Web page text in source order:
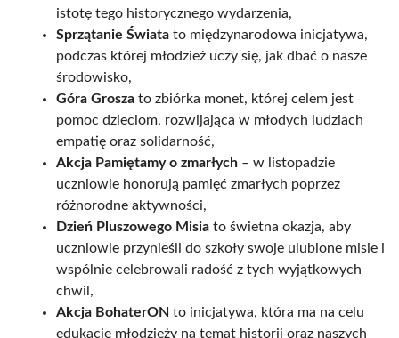
istotę tego historycznego wydarzenia,
Sprzątanie Świata to międzynarodowa inicjatywa,
podczas której młodzież uczy się, jak dbać o nasze
środowisko,
Góra Grosza to zbiórka monet, której celem jest
pomoc dzieciom, rozwijająca w młodych ludziach
empatię oraz solidarność,
Akcja Pamiętamy o zmarłych – w listopadzie
uczniowie honorują pamięć zmarłych poprzez
różnorodne aktywności,
Dzień Pluszowego Misia to świetna okazja, aby
uczniowie przynieśli do szkoły swoje ulubione misie i
wspólnie celebrowali radość z tych wyjątkowych
chwil,
Akcja BohaterON to inicjatywa, która ma na celu
edukację młodzieży na temat historii oraz naszych